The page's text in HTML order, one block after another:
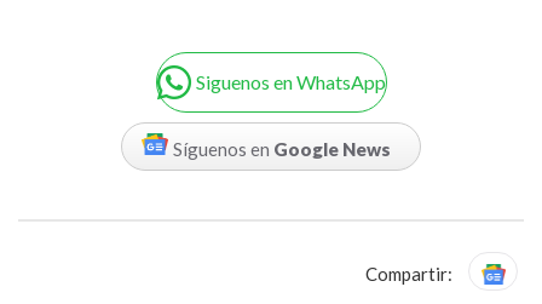
Siguenos en WhatsApp
Síguenos en Google News
Compartir: